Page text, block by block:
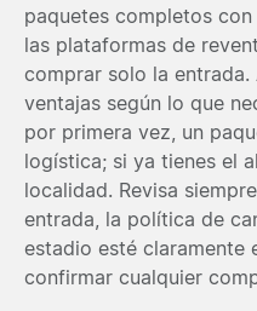
paquetes completos
las plataformas de
comprar solo la
ventajas según lo que
por primera vez, un
logística; si ya tienes el
localidad. Revisa
entrada, la política de
estadio esté claramente
confirmar cualquier